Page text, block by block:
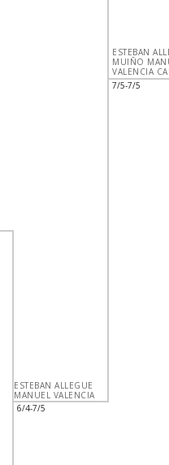
ESTEBAN ALLEGUE
MANUEL VALENCIA
6/4-7/5
ESTEBAN
MUIÑO
VALENCIA
7/5-7/5